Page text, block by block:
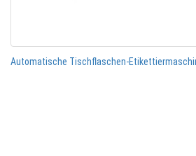
Automatische Tischflaschen-